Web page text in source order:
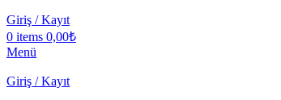
Giriş / Kayıt
0 items 0,00₺
Menü
Giriş / Kayıt